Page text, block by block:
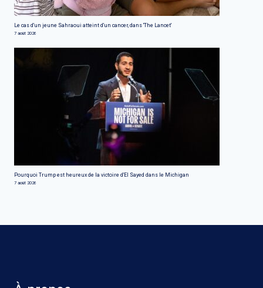
Le cas d'un jeune Sahraoui atteint d'un cancer, dans 'The Lancet'
7 août 2026
Pourquoi Trump est heureux de la victoire d'El Sayed dans le Michigan
7 août 2026